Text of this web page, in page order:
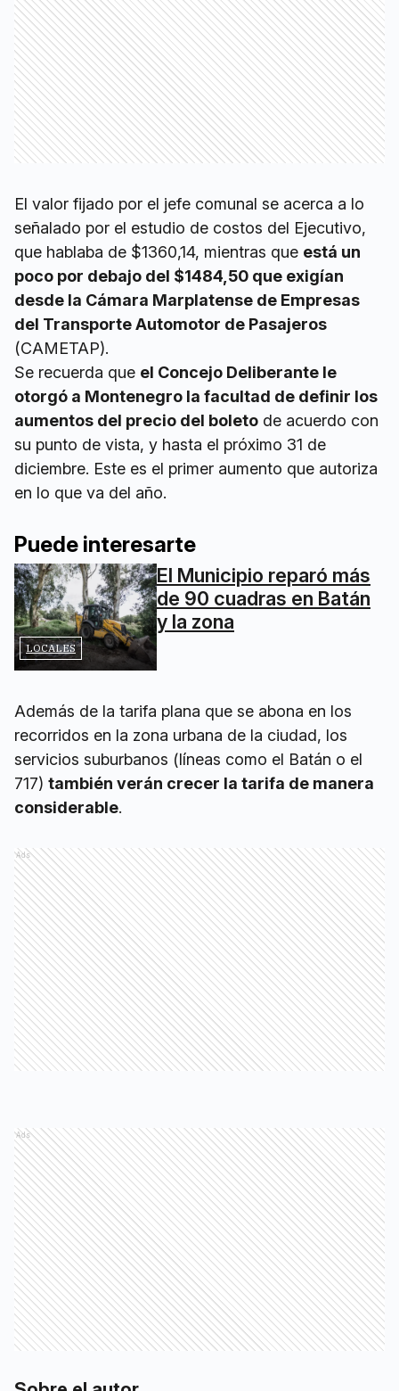
El valor fijado por el jefe comunal se acerca a lo
señalado por el estudio de costos del Ejecutivo,
que hablaba de $1360,14, mientras que está un
poco por debajo del $1484,50 que exigían
desde la Cámara Marplatense de Empresas
del Transporte Automotor de Pasajeros
(CAMETAP).
Se recuerda que el Concejo Deliberante le
otorgó a Montenegro la facultad de definir los
aumentos del precio del boleto de acuerdo con
su punto de vista, y hasta el próximo 31 de
diciembre. Este es el primer aumento que autoriza
en lo que va del año.
Puede interesarte
LOCALES
El Municipio reparó más
de 90 cuadras en Batán
y la zona
Además de la tarifa plana que se abona en los
recorridos en la zona urbana de la ciudad, los
servicios suburbanos (líneas como el Batán o el
717) también verán crecer la tarifa de manera
considerable.
Ads
Ads